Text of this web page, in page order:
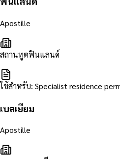
Apostille
สถานทูตฟินแลนด์
ใช้สำหรับ: Specialist residence
เบลเยียม
Apostille